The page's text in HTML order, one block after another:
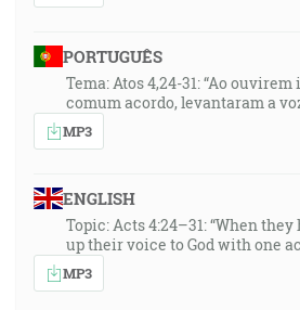
PORTUGUÊS
Tema: Atos 4,24-31: “Ao ouvirem
comum acordo, levantaram a
MP3
ENGLISH
Topic: Acts 4:24–31: “When
up their voice to God with one
MP3